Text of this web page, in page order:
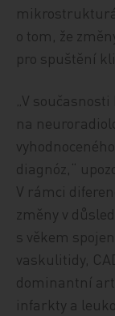
o tom, že
pro spuštění
„V
na
diagnóz,“
V rámci
změny v
s věkem
vaskulitidy,
dominantní
infarkty a